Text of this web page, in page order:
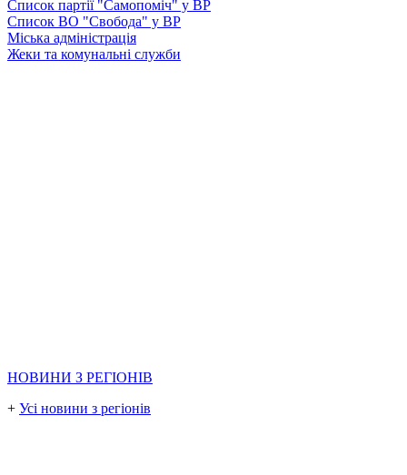
Список партії "Самопоміч" у ВР
Список ВО "Свобода" у ВР
Міська адміністрація
Жеки та комунальні служби
НОВИНИ З РЕГІОНІВ
+ Усі новини з регіонів